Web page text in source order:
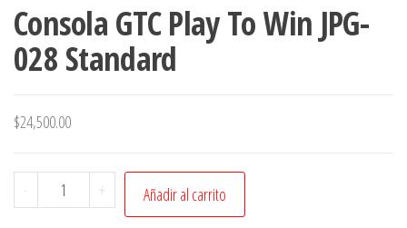
Consola GTC Play To Win JPG-
028 Standard
$24,500.00
-
Consola
GTC
+ Añadir al carrito